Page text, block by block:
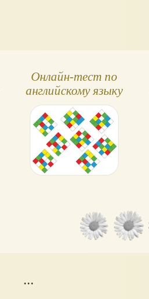
Онлайн-тест по
английскому языку
№11, Spotlight, 3
класс
...